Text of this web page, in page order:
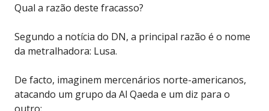
Qual a razão deste fracasso?
Segundo a notícia do DN, a principal razão é o nome
da metralhadora: Lusa.
De facto, imaginem mercenários norte-americanos,
atacando um grupo da Al Qaeda e um diz para o